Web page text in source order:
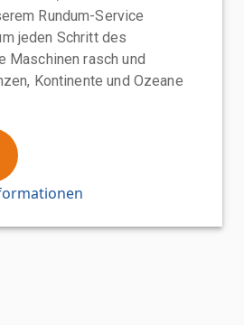
Rundum-Service
jeden Schritt des
Maschinen rasch und
Kontinente und Ozeane